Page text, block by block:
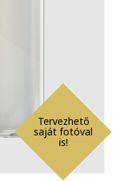
Tervezhető
saját fotóval
is!